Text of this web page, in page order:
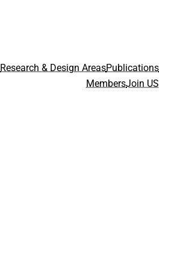
Research & Design AreasPublications
MembersJoin US